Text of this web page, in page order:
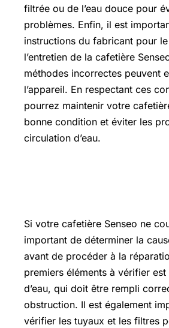
filtrée ou de l’eau douce pour
problèmes. Enfin, il est
instructions du fabricant pour
l’entretien de la cafetière
méthodes incorrectes peuvent
l’appareil. En respectant ces
pourrez maintenir votre
bonne condition et éviter les
circulation d’eau.
Si votre cafetière Senseo ne
important de déterminer la
avant de procéder à la
premiers éléments à vérifier
d’eau, qui doit être rempli
obstruction. Il est également
vérifier les tuyaux et les filtres